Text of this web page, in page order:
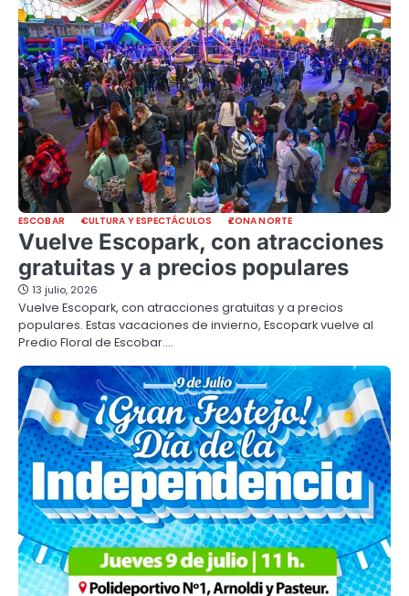
ESCOBAR CULTURA Y ESPECTÁCULOS ZONA NORTE
Vuelve Escopark, con atracciones
gratuitas y a precios populares
13 julio, 2026
Vuelve Escopark, con atracciones gratuitas y a precios
populares. Estas vacaciones de invierno, Escopark vuelve al
Predio Floral de Escobar.…